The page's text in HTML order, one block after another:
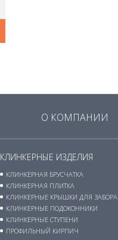
О КОМПАНИИ
КЛИНКЕРНЫЕ ИЗДЕЛИЯ
КЛИНКЕРНАЯ БРУСЧАТКА
КЛИНКЕРНАЯ ПЛИТКА
КЛИНКЕРНЫЕ КРЫШКИ ДЛЯ ЗАБОРА
КЛИНКЕРНЫЕ ПОДОКОННИКИ
КЛИНКЕРНЫЕ СТУПЕНИ
ПРОФИЛЬНЫЙ КИРПИЧ